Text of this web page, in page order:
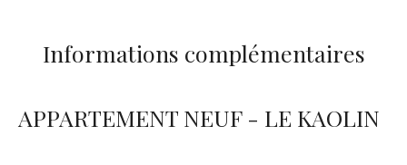
Informations complémentaires
APPARTEMENT NEUF - LE KAOLIN